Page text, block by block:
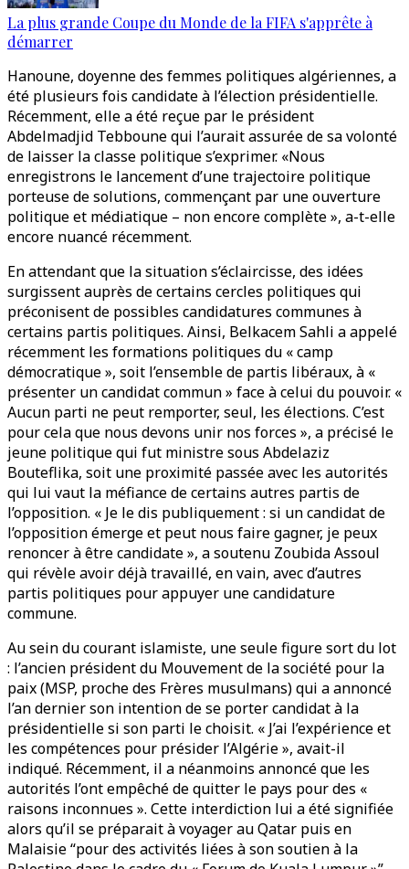
La plus grande Coupe du Monde de la FIFA s'apprête à
démarrer
Hanoune, doyenne des femmes politiques algériennes, a
été plusieurs fois candidate à l’élection présidentielle.
Récemment, elle a été reçue par le président
Abdelmadjid Tebboune qui l’aurait assurée de sa volonté
de laisser la classe politique s’exprimer. «Nous
enregistrons le lancement d’une trajectoire politique
porteuse de solutions, commençant par une ouverture
politique et médiatique – non encore complète », a-t-elle
encore nuancé récemment.
En attendant que la situation s’éclaircisse, des idées
surgissent auprès de certains cercles politiques qui
préconisent de possibles candidatures communes à
certains partis politiques. Ainsi, Belkacem Sahli a appelé
récemment les formations politiques du « camp
démocratique », soit l’ensemble de partis libéraux, à «
présenter un candidat commun » face à celui du pouvoir. «
Aucun parti ne peut remporter, seul, les élections. C’est
pour cela que nous devons unir nos forces », a précisé le
jeune politique qui fut ministre sous Abdelaziz
Bouteflika, soit une proximité passée avec les autorités
qui lui vaut la méfiance de certains autres partis de
l’opposition. « Je le dis publiquement : si un candidat de
l’opposition émerge et peut nous faire gagner, je peux
renoncer à être candidate », a soutenu Zoubida Assoul
qui révèle avoir déjà travaillé, en vain, avec d’autres
partis politiques pour appuyer une candidature
commune.
Au sein du courant islamiste, une seule figure sort du lot
: l’ancien président du Mouvement de la société pour la
paix (MSP, proche des Frères musulmans) qui a annoncé
l’an dernier son intention de se porter candidat à la
présidentielle si son parti le choisit. « J’ai l’expérience et
les compétences pour présider l’Algérie », avait-il
indiqué. Récemment, il a néanmoins annoncé que les
autorités l’ont empêché de quitter le pays pour des «
raisons inconnues ». Cette interdiction lui a été signifiée
alors qu’il se préparait à voyager au Qatar puis en
Malaisie “pour des activités liées à son soutien à la